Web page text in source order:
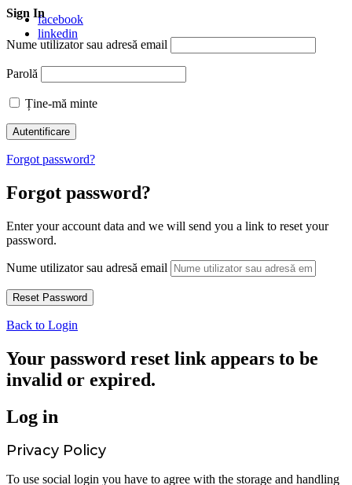
facebook
linkedin
Sign In
Nume utilizator sau adresă email
Parolă
Ține-mă minte
Forgot password?
Forgot password?
Enter your account data and we will send you a link to reset your
password.
Nume utilizator sau adresă email
Back to Login
Your password reset link appears to be
invalid or expired.
Log in
Privacy Policy
To use social login you have to agree with the storage and handling